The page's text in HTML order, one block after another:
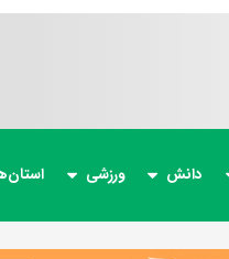
دانش ورزشی